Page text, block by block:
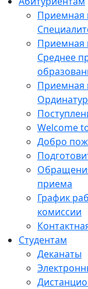
Приемная
Приемная
Среднее
Приемная
Welcome
Добро
приема
График
комиссии
Студентам
Деканаты